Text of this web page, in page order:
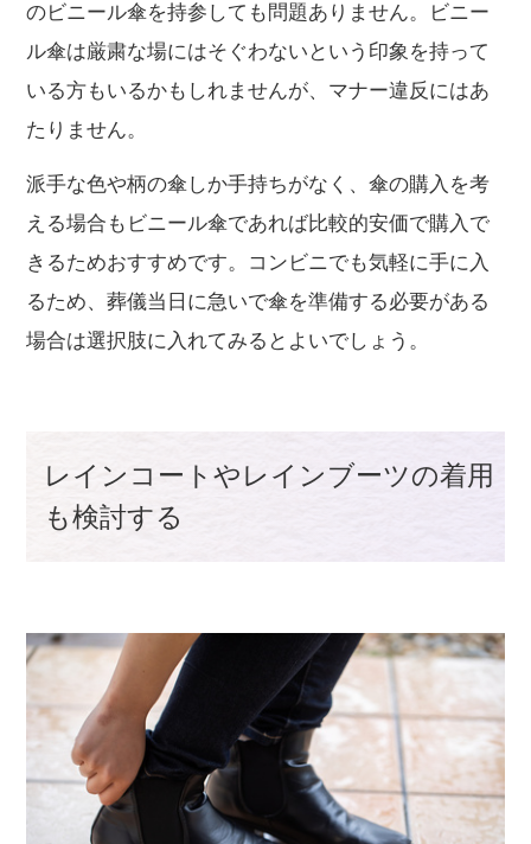
のビニール傘を持参しても問題ありません。ビニー
ル傘は厳粛な場にはそぐわないという印象を持って
いる方もいるかもしれませんが、マナー違反にはあ
たりません。
派手な色や柄の傘しか手持ちがなく、傘の購入を考
える場合もビニール傘であれば比較的安価で購入で
きるためおすすめです。コンビニでも気軽に手に入
るため、葬儀当日に急いで傘を準備する必要がある
場合は選択肢に入れてみるとよいでしょう。
レインコートやレインブーツの着用
も検討する